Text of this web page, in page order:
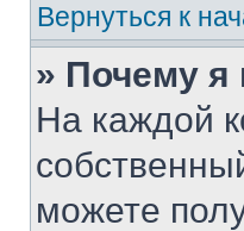
Вернуться к
» Почему я
На каждой
можете